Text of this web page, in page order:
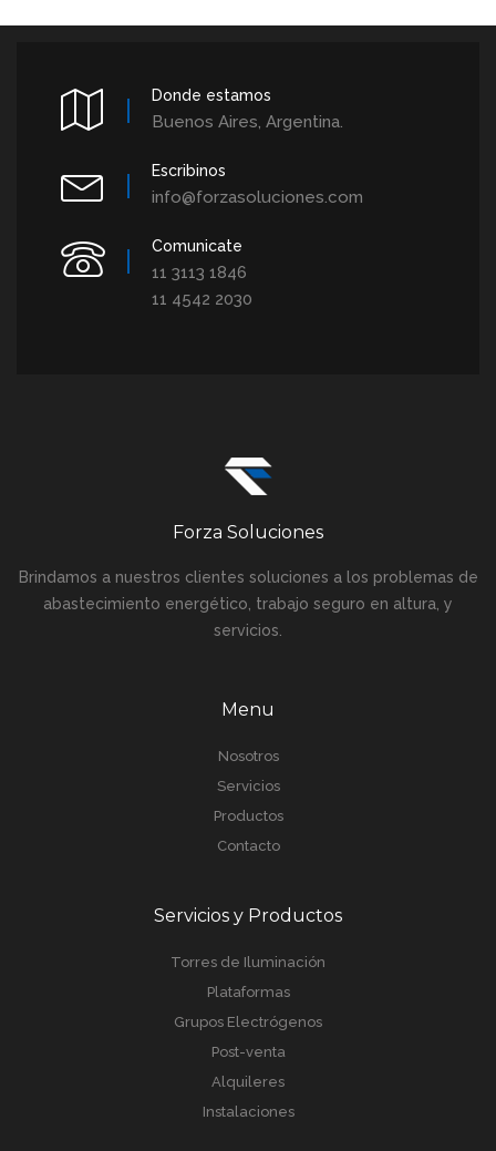
Donde estamos
Buenos Aires, Argentina.
Escribinos
info@forzasoluciones.com
Comunicate
11 3113 1846
11 4542 2030
Forza Soluciones
Brindamos a nuestros clientes soluciones a los problemas de
abastecimiento energético, trabajo seguro en altura, y
servicios.
Menu
Nosotros
Servicios
Productos
Contacto
Servicios y Productos
Torres de Iluminación
Plataformas
Grupos Electrógenos
Post-venta
Alquileres
Instalaciones